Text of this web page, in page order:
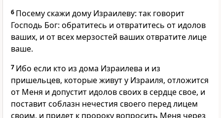
6 Посему скажи дому Израилеву: так говорит
Господь Бог: обратитесь и отвратитесь от идолов
ваших, и от всех мерзостей ваших отвратите лице
ваше.
7 Ибо если кто из дома Израилева и из
пришельцев, которые живут у Израиля, отложится
от Меня и допустит идолов своих в сердце свое, и
поставит соблазн нечестия своего перед лицем
своим, и придет к пророку вопросить Меня через